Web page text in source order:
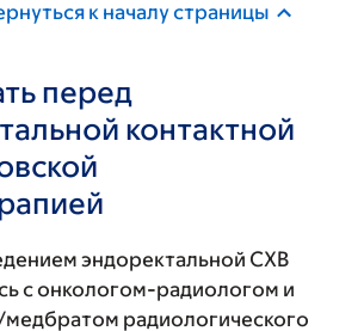
к началу страницы
перед
контактной
эндоректальной CXB
с онкологом-радиологом и
радиологического